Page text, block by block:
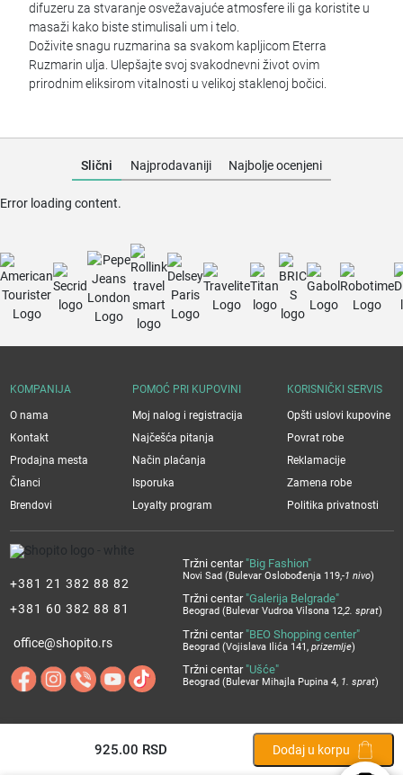
925.00 RSD Dodaj u korpu
difuzeru za stvaranje osvežavajuće atmosfere ili ga koristite u
masaži kako biste stimulisali um i telo.
Doživite snagu ruzmarina sa svakom kapljicom Eterra
Ruzmarin ulja. Ulepšajte svoj svakodnevni život ovim
prirodnim eliksirom vitalnosti u velikoj staklenoj bočici.
Slični Najprodavaniji Najbolje ocenjeni
Error loading content.
+381 21 382 88 82
+381 60 382 88 81
office@shopito.rs
Tržni centar "Big Fashion"
Novi Sad (Bulevar Oslobođenja 119,-1 nivo)
Tržni centar "Galerija Belgrade"
Beograd (Bulevar Vudroa Vilsona 12,2. sprat)
Tržni centar "BEO Shopping center"
Beograd (Vojislava Ilića 141, prizemlje)
Tržni centar "Ušće"
Beograd (Bulevar Mihajla Pupina 4, 1. sprat)
KOMPANIJA
O nama
Kontakt
Prodajna mesta
Članci
Brendovi
POMOĆ PRI KUPOVINI
Moj nalog i registracija
Najčešća pitanja
Način plaćanja
Isporuka
Loyalty program
KORISNIČKI SERVIS
Opšti uslovi kupovine
Povrat robe
Reklamacije
Zamena robe
Politika privatnosti